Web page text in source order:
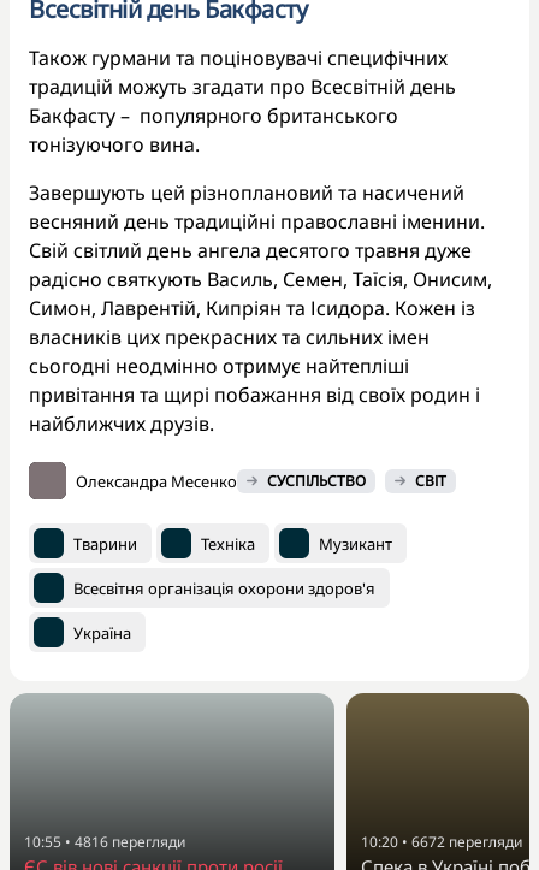
Всесвітній день Бакфасту
Також гурмани та поціновувачі специфічних
традицій можуть згадати про Всесвітній день
Бакфасту – популярного британського
тонізуючого вина.
Завершують цей різноплановий та насичений
весняний день традиційні православні іменини.
Свій світлий день ангела десятого травня дуже
радісно святкують Василь, Семен, Таїсія, Онисим,
Симон, Лаврентій, Кипріян та Ісидора. Кожен із
власників цих прекрасних та сильних імен
сьогодні неодмінно отримує найтепліші
привітання та щирі побажання від своїх родин і
найближчих друзів.
Олександра Месенко СУСПІЛЬСТВО СВІТ
Тварини Техніка Музикант
Всесвітня організація охорони здоров'я
Україна
10:55 • 4816 перегляди 10:20 • 6672 перегляди